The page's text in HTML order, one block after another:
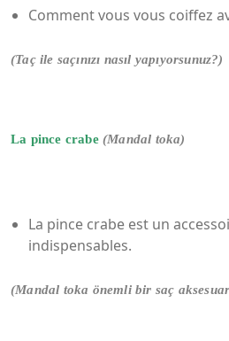
Comment vous vous coiffez
(Taç ile saçınızı nasıl yapıyorsunuz?)
La pince crabe (Mandal toka)
La pince crabe est un
indispensables.
(Mandal toka önemli bir saç